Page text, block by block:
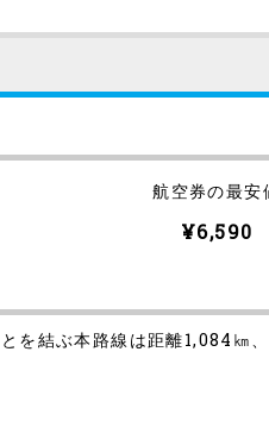
航空券の最安
¥6,590
を結ぶ本路線は距離1,084㎞